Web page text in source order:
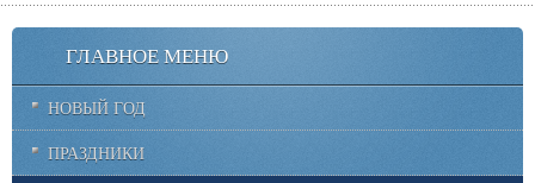
ГЛАВНОЕ МЕНЮ
НОВЫЙ ГОД
ПРАЗДНИКИ